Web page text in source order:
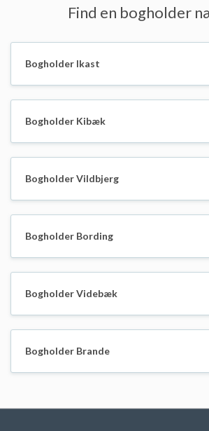
Find en bogholder
Bogholder Ikast
Bogholder Kibæk
Bogholder Vildbjerg
Bogholder Bording
Bogholder Videbæk
Bogholder Brande